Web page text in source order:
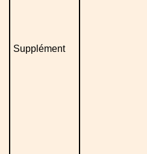
Supplément